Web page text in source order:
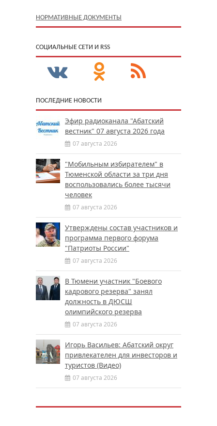
НОРМАТИВНЫЕ ДОКУМЕНТЫ
CОЦИАЛЬНЫЕ СЕТИ И RSS
ПОСЛЕДНИЕ НОВОСТИ
Эфир радиоканала "Абатский
вестник" 07 августа 2026 года
07 августа 2026
"Мобильным избирателем" в
Тюменской области за три дня
воспользовались более тысячи
человек
07 августа 2026
Утверждены состав участников и
программа первого форума
"Патриоты России"
07 августа 2026
В Тюмени участник "Боевого
кадрового резерва" занял
должность в ДЮСШ
олимпийского резерва
07 августа 2026
Игорь Васильев: Абатский округ
привлекателен для инвесторов и
туристов (Видео)
07 августа 2026